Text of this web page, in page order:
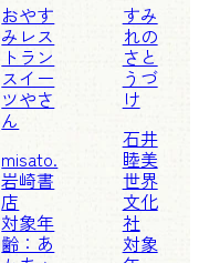
おやす
みレス
トラン
スイー
ツやさ
ん
misato.
岩崎書
店
対象年
齢：あ
すみ
れの
さと
うづ
け
石井
睦美
世界
文化
社
対象